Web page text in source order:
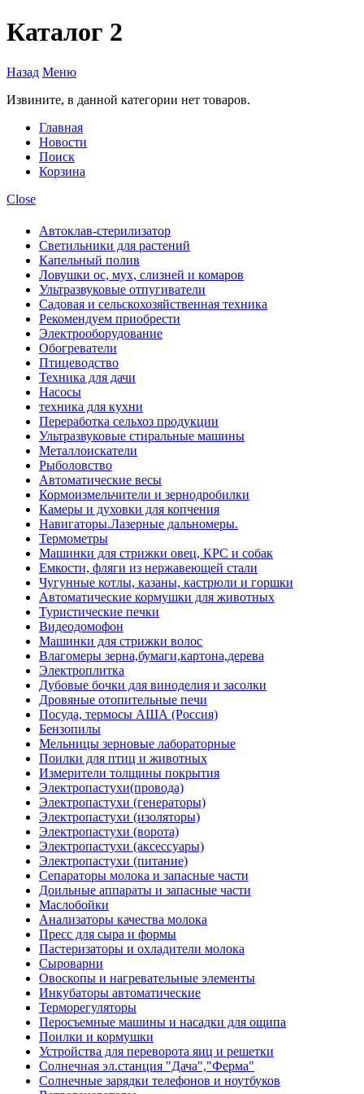
Каталог 2
Назад Меню
Извините, в данной категории нет товаров.
Главная
Новости
Поиск
Корзина
Close
Автоклав-стерилизатор
Светильники для растений
Капельный полив
Ловушки ос, мух, слизней и комаров
Ультразвуковые отпугиватели
Садовая и сельскохозяйственная техника
Рекомендуем приобрести
Электрооборудование
Обогреватели
Птицеводство
Техника для дачи
Насосы
техника для кухни
Переработка сельхоз продукции
Ультразвуковые стиральные машины
Металлоискатели
Рыболовство
Автоматические весы
Кормоизмельчители и зернодробилки
Камеры и духовки для копчения
Навигаторы.Лазерные дальномеры.
Термометры
Машинки для стрижки овец, КРС и собак
Емкости, фляги из нержавеющей стали
Чугунные котлы, казаны, кастрюли и горшки
Автоматические кормушки для животных
Туристические печки
Видеодомофон
Машинки для стрижки волос
Влагомеры зерна,бумаги,картона,дерева
Электроплитка
Дубовые бочки для виноделия и засолки
Дровяные отопительные печи
Посуда, термосы АША (Россия)
Бензопилы
Мельницы зерновые лабораторные
Поилки для птиц и животных
Измерители толщины покрытия
Электропастухи(провода)
Электропастухи (генераторы)
Электропастухи (изоляторы)
Электропастухи (ворота)
Электропастухи (аксессуары)
Электропастухи (питание)
Сепараторы молока и запасные части
Доильные аппараты и запасные части
Маслобойки
Анализаторы качества молока
Пресс для сыра и формы
Пастеризаторы и охладители молока
Сыроварни
Овоскопы и нагревательные элементы
Инкубаторы автоматические
Терморегуляторы
Перосъемные машины и насадки для ощипа
Поилки и кормушки
Устройства для переворота яиц и решетки
Солнечная эл.станция "Дача","Ферма"
Солнечные зарядки телефонов и ноутбуков